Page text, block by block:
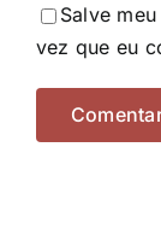
Salve
vez que eu